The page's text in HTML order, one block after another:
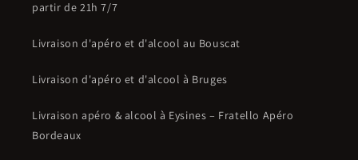
partir de 21h 7/7
Livraison d'apéro et d'alcool au Bouscat
Livraison d'apéro et d'alcool à Bruges
Livraison apéro & alcool à Eysines – Fratello Apéro
Bordeaux